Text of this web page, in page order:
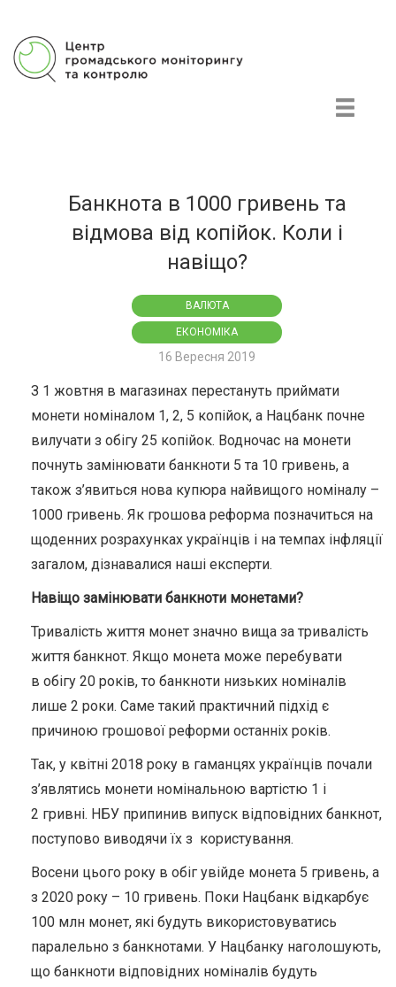
Банкнота в 1000 гривень та
відмова від копійок. Коли і
навіщо?
ВАЛЮТА
ЕКОНОМІКА
16 Вересня 2019
З 1 жовтня в магазинах перестануть приймати
монети номіналом 1, 2, 5 копійок, а Нацбанк почне
вилучати з обігу 25 копійок. Водночас на монети
почнуть замінювати банкноти 5 та 10 гривень, а
також з’явиться нова купюра найвищого номіналу –
1000 гривень. Як грошова реформа позначиться на
щоденних розрахунках українців і на темпах інфляції
загалом, дізнавалися наші експерти.
Навіщо замінювати банкноти монетами?
Тривалість життя монет значно вища за тривалість
життя банкнот. Якщо монета може перебувати
в обігу 20 років, то банкноти низьких номіналів
лише 2 роки. Саме такий практичний підхід є
причиною грошової реформи останніх років.
Так, у квітні 2018 року в гаманцях українців почали
з’являтись монети номінальною вартістю 1 і
2 гривні. НБУ припинив випуск відповідних банкнот,
поступово виводячи їх з користування.
Восени цього року в обіг увійде монета 5 гривень, а
з 2020 року – 10 гривень. Поки Нацбанк відкарбує
100 млн монет, які будуть використовуватись
паралельно з банкнотами. У Нацбанку наголошують,
що банкноти відповідних номіналів будуть